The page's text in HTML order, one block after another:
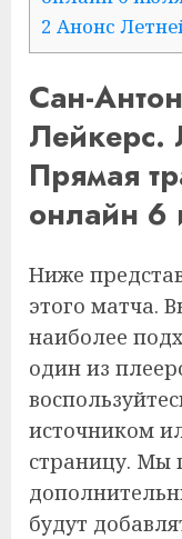
2 Анонс
Сан-
Лейкерс.
Прямая
онлайн
Ниже
этого матча.
наиболее
один из
источником
страницу. Мы
будут